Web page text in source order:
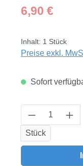
Regulärer Preis:
6,90 €
Inhalt: 1 Stück
Preise exkl.
Sofort
Produkt
Stück